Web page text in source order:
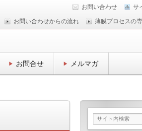
お問い合わせ サ
お問い合わせからの流れ 薄膜プロセスの
お問合せ メルマガ